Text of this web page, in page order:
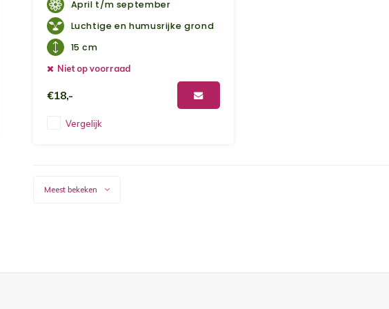
April t/m september
Luchtige en humusrijke grond
15 cm
Niet op voorraad
€18,-
Vergelijk
Meest bekeken